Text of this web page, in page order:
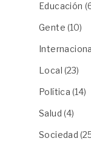
Educación
Gente (10)
Local (23)
Política (14)
Salud (4)
Sociedad